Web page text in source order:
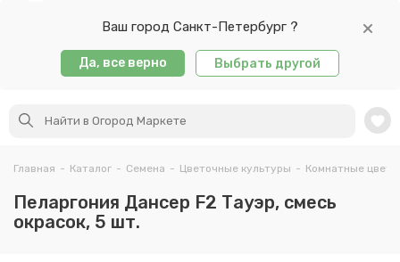
Ваш город Санкт-Петербург ?
Да, все верно Выбрать другой
Главная - Каталог - Семена - Цветочные культуры - Комнатные цветы
Пеларгония Дансер F2 Тауэр, смесь
окрасок, 5 шт.